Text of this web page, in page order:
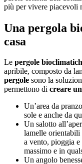
più per vivere piacevoli
Una pergola
casa
Le pergole
apribile, composto da
pergole sono la
permettono di creare
Un’area da
sole e anche da
Un salotto
lamelle orientabili
a vento, pioggia
massimo e in
Un angolo